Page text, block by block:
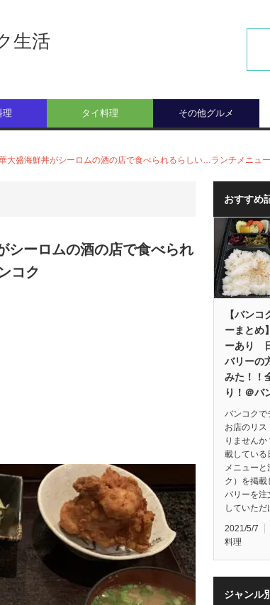
生活
理 タイ料理 その他グルメ
大盛海鮮丼がシーロムの酒の店で食べられるらしい…ランチメニュ
シーロムの酒の店で食べられ
コク
おすすめ
【バンコ
ーまとめ
ーあり
バリーの
みた！！
り！＠バ
バンコクで
お店のリス
りません
載している
メニュー
ク）を掲載
バリーを注
していただ
2021/5/7
料理
ジャンル